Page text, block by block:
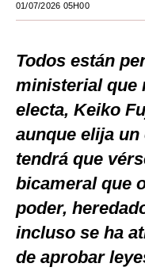
Moda
EEUU
México
Internacional
Tecnología
Club del Suscriptor
01/07/2026 05H00
Todos están
ministerial que
electa, Keiko
aunque elija un
tendrá que
bicameral que
poder,
incluso se ha
de aprobar